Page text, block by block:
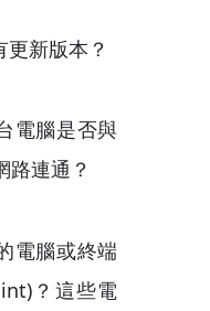
新版本？
電腦是否與
路連通？
電腦或終端
？這些電